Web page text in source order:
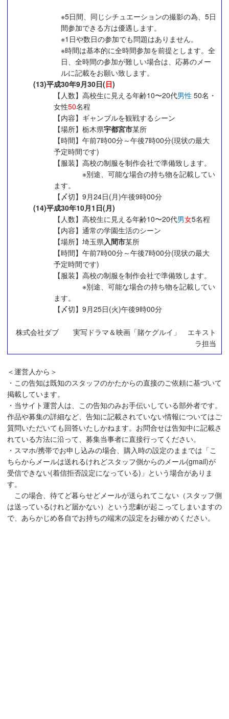
※5日間、同じシチュエーションの撮影の為、5日
間参加できる方は優遇します。
※1日や数日の参加でも問題はありません。
※時間は基本的に全時間参加を前提とします。全
日、全時間の参加が難しい場合は、応募のメー
ルに記載をお願い致します。
(13)平成30年9月30日(日)
【人数】高校生に見える年齢10〜20代男性 50名・
女性50名程
【内容】ギャンブルを観戦するシーン
【場所】栃木県宇都宮市某所
【時間】午前7時00分～午後7時00分(現状の最大
予定時間です)
【服装】高校の制服を制作会社で準備致します。
※別途、可能な場合の持ち物を記載してい
ます。
【〆切】9月24日(月)午後9時00分
(14)平成30年10月1日(月)
【人数】高校生に見える年齢10〜20代男女5名程
【内容】通常の学園生活のシーン
【場所】埼玉県入間市某所
【時間】午前7時00分～午後7時00分(現状の最大
予定時間です)
【服装】高校の制服を制作会社で準備致します。
※別途、可能な場合の持ち物を記載してい
ます。
【〆切】9月25日(火)午後9時00分
株式会社ダブ 実写ドラマ＆映画「賭ケグルイ」 エキスト
ラ担当
＜運営人から＞
・この告知は既知のスタッフのかたからの直接のご依頼に基づいて
掲載しています。
・当サイト運営人は、この告知のみお手伝いしている部外者です。
作品や募集の詳細など、告知に記載されていない情報についてはご
質問いただいても回答いたしかねます。お問合せは告知中に記載さ
れている方法に沿って、募集当事者に直接行ってください。
・スマホ/携帯でお申し込みの場合、購入時の設定のままでは「こ
ちらからメールは送れるけれどスタッフ側からのメール(gmail)が
受信できない(着信拒否設定になっている)」という場合がありま
す。
この場合、待てど暮らせどメールが送られてこない（スタッフ側
は送っているけれど届かない）という悲劇が起こってしまいますの
で、あらかじめ各自でお持ちの端末の設定をお確かめください。